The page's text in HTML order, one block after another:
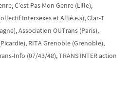
C’est Pas Mon Genre (Lille),
Intersexes et Allié.e.s), Clar-T
Association OUTrans (Paris),
RITA Grenoble (Grenoble),
Info (07/43/48), TRANS INTER action